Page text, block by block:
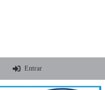
Entrar